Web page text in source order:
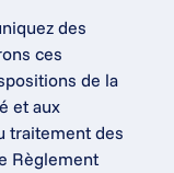
des
ces
de la
et aux
traitement des
Règlement